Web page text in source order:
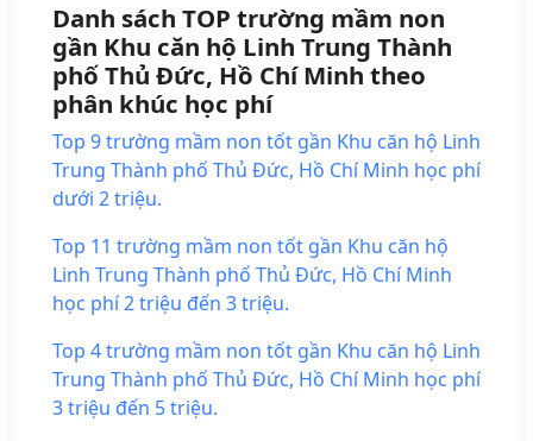
Danh sách TOP trường mầm non
gần Khu căn hộ Linh Trung Thành
phố Thủ Đức, Hồ Chí Minh theo
phân khúc học phí
Top 9 trường mầm non tốt gần Khu căn hộ Linh
Trung Thành phố Thủ Đức, Hồ Chí Minh học phí
dưới 2 triệu.
Top 11 trường mầm non tốt gần Khu căn hộ
Linh Trung Thành phố Thủ Đức, Hồ Chí Minh
học phí 2 triệu đến 3 triệu.
Top 4 trường mầm non tốt gần Khu căn hộ Linh
Trung Thành phố Thủ Đức, Hồ Chí Minh học phí
3 triệu đến 5 triệu.